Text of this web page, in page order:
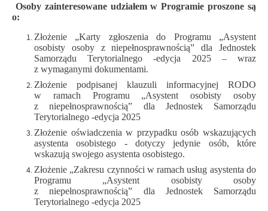
Osoby zainteresowane udziałem w Programie proszone są
o:
Złożenie „Karty zgłoszenia do Programu „Asystent
osobisty osoby z niepełnosprawnością” dla Jednostek
Samorządu Terytorialnego -edycja 2025 – wraz
z wymaganymi dokumentami.
Złożenie podpisanej klauzuli informacyjnej RODO
w ramach Programu „Asystent osobisty osoby
z niepełnosprawnością” dla Jednostek Samorządu
Terytorialnego -edycja 2025
Złożenie oświadczenia w przypadku osób wskazujących
asystenta osobistego - dotyczy jedynie osób, które
wskazują swojego asystenta osobistego.
Złożenie „Zakresu czynności w ramach usług asystenta do
Programu „Asystent osobisty osoby
z niepełnosprawnością” dla Jednostek Samorządu
Terytorialnego -edycja 2025